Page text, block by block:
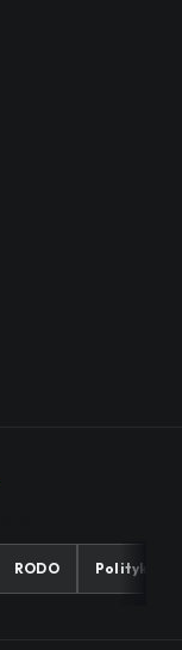
RODO Polityka